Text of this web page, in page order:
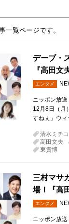
一覧ページです。
デーブ・
『高田文
エンタメ
ニッポン放
12月8日（月
すねぇ」ウ
清水ミチコ
高田文夫
東貴博
三村マサ
場！『高
エンタメ
ニッポン放